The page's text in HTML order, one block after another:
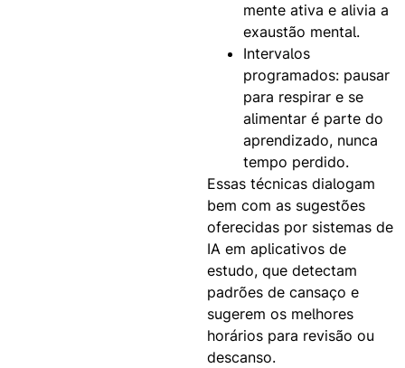
mente ativa e alivia a
exaustão mental.
Intervalos
programados: pausar
para respirar e se
alimentar é parte do
aprendizado, nunca
tempo perdido.
Essas técnicas dialogam
bem com as sugestões
oferecidas por sistemas de
IA em aplicativos de
estudo, que detectam
padrões de cansaço e
sugerem os melhores
horários para revisão ou
descanso.